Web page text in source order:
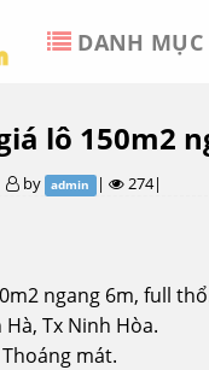
DANH MỤC
lô 150m2
by admin | 274|
ngang 6m, full
Tx Ninh Hòa.
mát.